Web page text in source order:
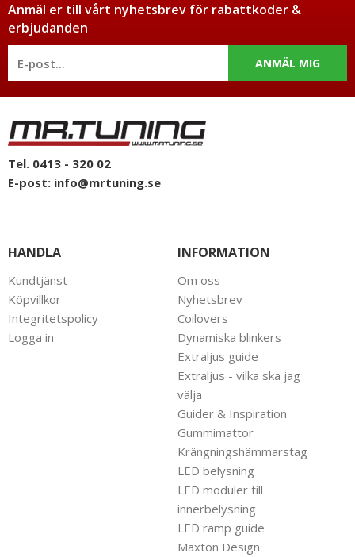
Anmäl er till vårt nyhetsbrev för rabattkoder &
erbjudanden
ANMÄL MIG
Tel. 0413 - 320 02
E-post: info@mrtuning.se
HANDLA
Kundtjänst
Köpvillkor
Integritetspolicy
Logga in
INFORMATION
Om oss
Nyhetsbrev
Coilovers
Dynamiska blinkers
Extraljus guide
Extraljus - vilka ska jag
välja
Guider & Inspiration
Gummimattor
Krängningshämmarstag
LED belysning
LED moduler till
innerbelysning
LED ramp guide
Maxton Design